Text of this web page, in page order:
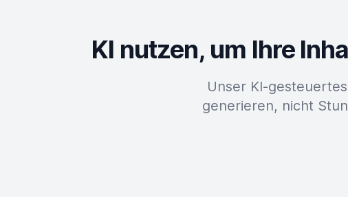
KI nutzen, um Ihre
Unser KI-
generieren, nicht